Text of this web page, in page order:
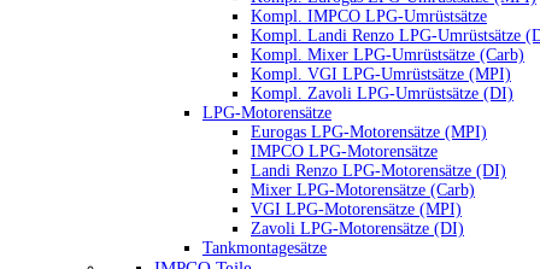
Kompl. IMPCO LPG-Umrüstsätze
Kompl. Landi Renzo LPG-Umrüstsätze
Kompl. Mixer LPG-Umrüstsätze (Carb)
Kompl. VGI LPG-Umrüstsätze (MPI)
Kompl. Zavoli LPG-Umrüstsätze (DI)
LPG-Motorensätze
Eurogas LPG-Motorensätze (MPI)
IMPCO LPG-Motorensätze
Landi Renzo LPG-Motorensätze (DI)
Mixer LPG-Motorensätze (Carb)
VGI LPG-Motorensätze (MPI)
Zavoli LPG-Motorensätze (DI)
Tankmontagesätze